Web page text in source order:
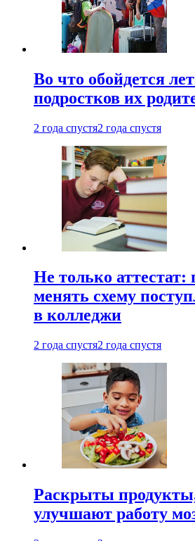
Во что обойдется
подростков их
2 года спустя2 года спустя
Не только
менять схему
в колледжи
2 года спустя2 года спустя
Раскрыты
улучшают работу